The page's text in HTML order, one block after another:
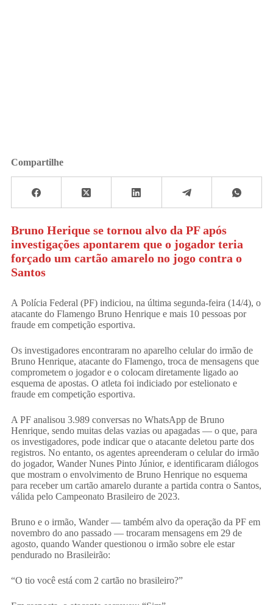
Compartilhe
Bruno Herique se tornou alvo da PF após
investigações apontarem que o jogador teria
forçado um cartão amarelo no jogo contra o
Santos
A Polícia Federal (PF) indiciou, na última segunda-feira (14/4), o
atacante do Flamengo Bruno Henrique e mais 10 pessoas por
fraude em competição esportiva.
Os investigadores encontraram no aparelho celular do irmão de
Bruno Henrique, atacante do Flamengo, troca de mensagens que
comprometem o jogador e o colocam diretamente ligado ao
esquema de apostas. O atleta foi indiciado por estelionato e
fraude em competição esportiva.
A PF analisou 3.989 conversas no WhatsApp de Bruno
Henrique, sendo muitas delas vazias ou apagadas — o que, para
os investigadores, pode indicar que o atacante deletou parte dos
registros. No entanto, os agentes apreenderam o celular do irmão
do jogador, Wander Nunes Pinto Júnior, e identificaram diálogos
que mostram o envolvimento de Bruno Henrique no esquema
para receber um cartão amarelo durante a partida contra o Santos,
válida pelo Campeonato Brasileiro de 2023.
Bruno e o irmão, Wander — também alvo da operação da PF em
novembro do ano passado — trocaram mensagens em 29 de
agosto, quando Wander questionou o irmão sobre ele estar
pendurado no Brasileirão:
“O tio você está com 2 cartão no brasileiro?”